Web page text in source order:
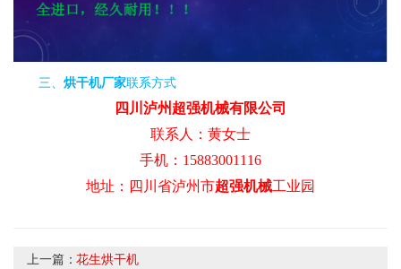
三、 烘干机厂家联系方式
四川 泸州超强机械有限公司
联系人：黄女士
手机：15883001116
地址：四川省泸州市超强机械工业园
上一篇：花生烘干机